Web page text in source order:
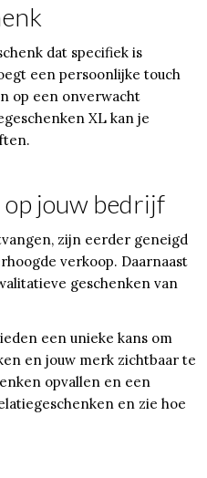
dat specifiek is
een persoonlijke touch
op een onverwacht
XL kan je
jouw bedrijf
zijn eerder geneigd
verkoop. Daarnaast
geschenken van
een unieke kans om
en jouw merk zichtbaar te
opvallen en een
en zie hoe